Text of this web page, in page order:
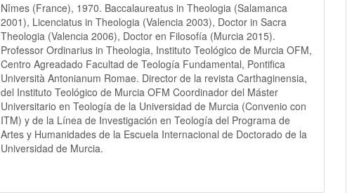
Nîmes (France), 1970. Baccalaureatus in Theologia (Salamanca
2001), Licenciatus in Theologia (Valencia 2003), Doctor in Sacra
Theologia (Valencia 2006), Doctor en Filosofía (Murcia 2015).
Professor Ordinarius in Theologia, Instituto Teológico de Murcia OFM,
Centro Agreadado Facultad de Teología Fundamental, Pontifica
Università Antonianum Romae. Director de la revista Carthaginensia,
del Instituto Teológico de Murcia OFM Coordinador del Máster
Universitario en Teología de la Universidad de Murcia (Convenio con
ITM) y de la Línea de Investigación en Teología del Programa de
Artes y Humanidades de la Escuela Internacional de Doctorado de la
Universidad de Murcia.